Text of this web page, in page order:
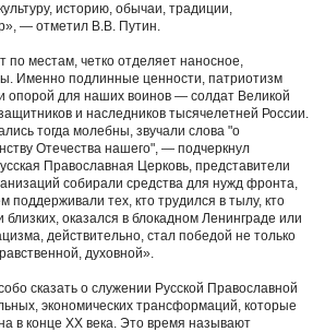
историю, обычаи, традиции,
― отметил В.В. Путин.
по местам, четко отделяет наносное,
Именно подлинные ценности, патриотизм
опорой для наших воинов ― солдат Великой
и наследников тысячелетней России.
тогда молебны, звучали слова "о
Отечества нашего", ― подчеркнул
Православная Церковь, представители
собирали средства для нужд фронта,
поддерживали тех, кто трудился в тылу, кто
оказался в блокадном Ленинграде или
действительно, стал победой не только
духовной».
сказать о служении Русской Православной
экономических трансформаций, которые
в конце ХХ века. Это время называют